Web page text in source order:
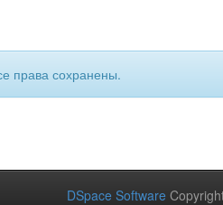
права сохранены.
DSpace Software